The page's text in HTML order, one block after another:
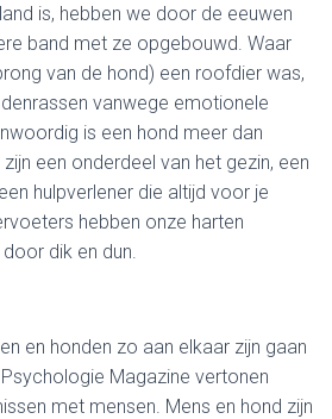
is, hebben we door de eeuwen
band met ze opgebouwd. Waar
van de hond) een roofdier was,
vanwege emotionele
is een hond meer dan
een onderdeel van het gezin, een
hulpverlener die altijd voor je
hebben onze harten
dik en dun.
en honden zo aan elkaar zijn gaan
Magazine vertonen
met mensen. Mens en hond zijn